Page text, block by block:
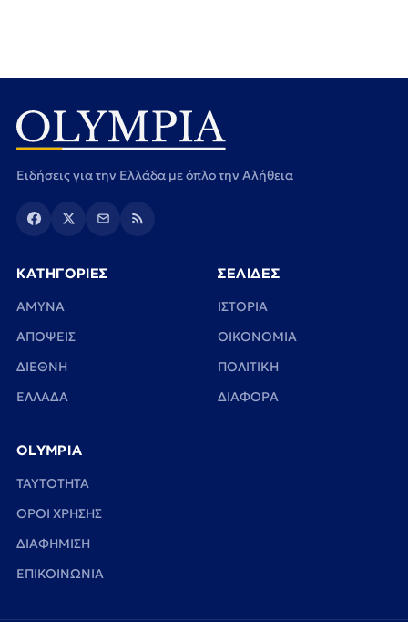
Ειδήσεις για την Ελλάδα με όπλο την Αλήθεια
ΚΑΤΗΓΟΡΙΕΣ
ΑΜΥΝΑ
ΑΠΟΨΕΙΣ
ΔΙΕΘΝΗ
ΕΛΛΑΔΑ
ΣΕΛΙΔΕΣ
ΙΣΤΟΡΙΑ
ΟΙΚΟΝΟΜΙΑ
ΠΟΛΙΤΙΚΗ
ΔΙΑΦΟΡΑ
OLYMPIA
TAYTOTHTA
ΟΡΟΙ ΧΡΗΣΗΣ
ΔΙΑΦΗΜΙΣΗ
ΕΠΙΚΟΙΝΩΝΙΑ